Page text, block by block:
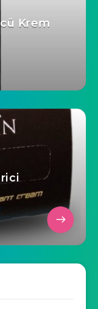
Krem